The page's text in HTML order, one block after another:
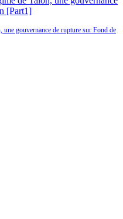
gouvernance de rupture sur Fond de